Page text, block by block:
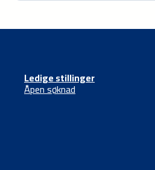
Ledige stillinger
Åpen søknad